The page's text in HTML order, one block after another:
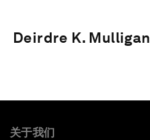
Deirdre K. Mulligan
关于我们